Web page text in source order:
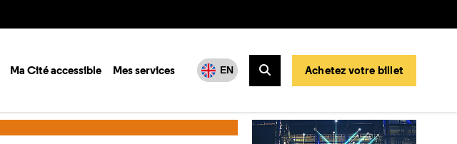
Ma Cité accessible Mes services EN
Rechercher
Achetez votre billet